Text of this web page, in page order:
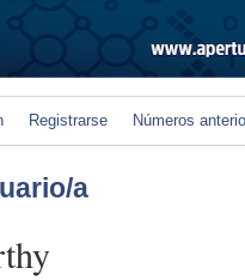
Registrarse Números
a